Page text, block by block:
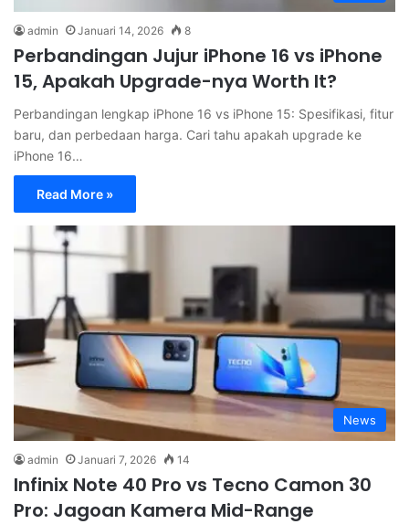
admin Januari 14, 2026 8
Perbandingan Jujur iPhone 16 vs iPhone
15, Apakah Upgrade-nya Worth It?
Perbandingan lengkap iPhone 16 vs iPhone 15: Spesifikasi, fitur
baru, dan perbedaan harga. Cari tahu apakah upgrade ke
iPhone 16…
Read More »
News
admin Januari 7, 2026 14
Infinix Note 40 Pro vs Tecno Camon 30
Pro: Jagoan Kamera Mid-Range